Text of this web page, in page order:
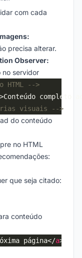
com cada
precisa alterar.
Observer:
no servidor
HTML -->
>Conteúdo completo
visuais -->
do conteúdo
no HTML
que seja citado:
conteúdo
página</a